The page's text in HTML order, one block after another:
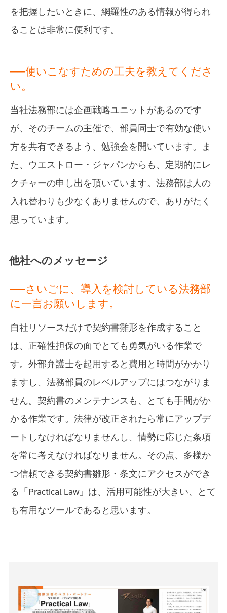
を把握したいときに、網羅性のある情報が得られ
ることは非常に便利です。
──使いこなすための工夫を教えてくださ
い。
当社法務部には企画戦略ユニットがあるのです
が、そのチームの主催で、部員同士で有効な使い
方を共有できるよう、勉強会を開いています。ま
た、ウエストロー・ジャパンからも、定期的にレ
クチャーの申し出を頂いています。法務部は人の
入れ替わりも少なくありませんので、ありがたく
思っています。
他社へのメッセージ
──さいごに、導入を検討している法務部
に一言お願いします。
自社リソースだけで契約書雛形を作成すること
は、正確性担保の面でとても勇気がいる作業で
す。外部弁護士を起用すると費用と時間がかかり
ますし、法務部員のレベルアップにはつながりま
せん。契約書のメンテナンスも、とても手間がか
かる作業です。法律が改正されたら常にアップデ
ートしなければなりませんし、情勢に応じた条項
を常に考えなければなりません。その点、多様か
つ信頼できる契約書雛形・条文にアクセスができ
る「Practical Law」は、活用可能性が大きい、とて
も有用なツールであると思います。